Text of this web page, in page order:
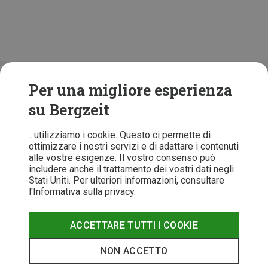
Per una migliore esperienza
su Bergzeit
...utilizziamo i cookie. Questo ci permette di
ottimizzare i nostri servizi e di adattare i contenuti
alle vostre esigenze. Il vostro consenso può
includere anche il trattamento dei vostri dati negli
Stati Uniti. Per ulteriori informazioni, consultare
l'Informativa sulla privacy.
ACCETTARE TUTTI I COOKIE
NON ACCETTO
Informativa Privacy Recesso Note legali
© 2026 Bergzeit GmbH © Bergsport, Outdoor & Trekking Shop